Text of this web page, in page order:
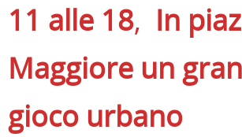
11 alle 18, In
Maggiore un
gioco urbano